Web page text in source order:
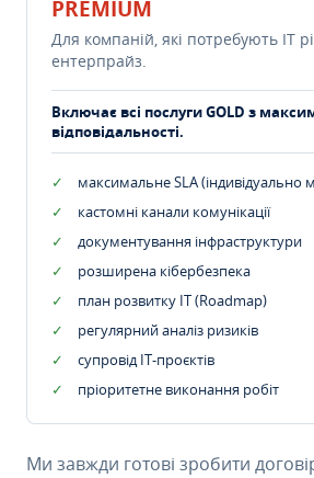
PREMIUM
Для компаній, які потребують ІТ
ентерпрайз.
Включає всі послуги GOLD з
відповідальності.
максимальне SLA (індивідуально
кастомні канали комунікації
документування інфраструктури
розширена кібербезпека
план розвитку IT (Roadmap)
регулярний аналіз ризиків
супровід ІТ-проєктів
пріоритетне виконання робіт
Ми завжди готові зробити